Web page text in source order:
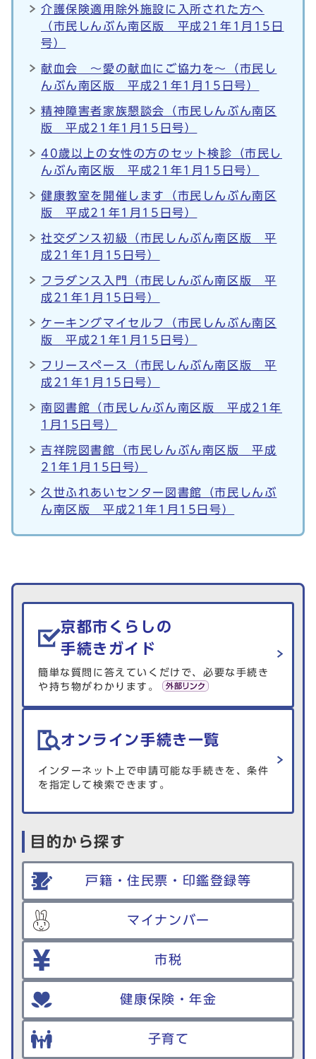
介護保険適用除外施設に入所された方へ
（市民しんぶん南区版 平成21年1月15日
号）
献血会 ～愛の献血にご協力を～（市民し
んぶん南区版 平成21年1月15日号）
精神障害者家族懇談会（市民しんぶん南区
版 平成21年1月15日号）
40歳以上の女性の方のセット検診（市民し
んぶん南区版 平成21年1月15日号）
健康教室を開催します（市民しんぶん南区
版 平成21年1月15日号）
社交ダンス初級（市民しんぶん南区版 平
成21年1月15日号）
フラダンス入門（市民しんぶん南区版 平
成21年1月15日号）
ケーキングマイセルフ（市民しんぶん南区
版 平成21年1月15日号）
フリースペース（市民しんぶん南区版 平
成21年1月15日号）
南図書館（市民しんぶん南区版 平成21年
1月15日号）
吉祥院図書館（市民しんぶん南区版 平成
21年1月15日号）
久世ふれあいセンター図書館（市民しんぶ
ん南区版 平成21年1月15日号）
生活情報を探す
京都市くらしの
手続きガイド
簡単な質問に答えていくだけで、必要な手続き
や持ち物がわかります。
オンライン手続き一覧
インターネット上で申請可能な手続きを、条件
を指定して検索できます。
目的から探す
戸籍・住民票・印鑑登録等
マイナンバー
市税
健康保険・年金
子育て